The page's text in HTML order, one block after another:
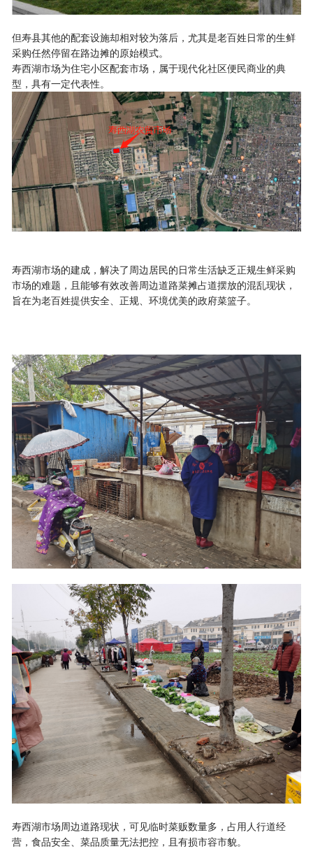
但寿县其他的配套设施却相对较为落后，尤其是老百姓日常的生鲜
采购任然停留在路边摊的原始模式。
寿西湖市场为住宅小区配套市场，属于现代化社区便民商业的典
型，具有一定代表性。
寿西湖市场的建成，解决了周边居民的日常生活缺乏正规生鲜采购
市场的难题，且能够有效改善周边道路菜摊占道摆放的混乱现状，
旨在为老百姓提供安全、正规、环境优美的政府菜篮子。
寿西湖市场周边道路现状，可见临时菜贩数量多，占用人行道经
营，食品安全、菜品质量无法把控，且有损市容市貌。